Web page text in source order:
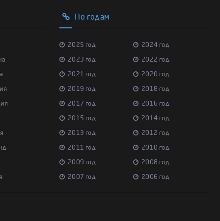
По годам
2025 год 2024 год
2023 год 2022 год
2021 год 2020 год
2019 год 2018 год
2017 год 2016 год
2015 год 2014 год
2013 год 2012 год
2011 год 2010 год
2009 год 2008 год
2007 год 2006 год